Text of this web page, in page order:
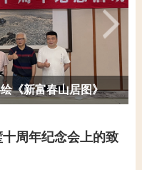
《富春山居图》合璧十周年纪念活动举行 延续文化根脉深化两岸融合
周年纪念会上的致